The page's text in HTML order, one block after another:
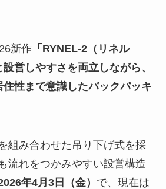
新作「RYNEL-2（リネル
営しやすさを両立しながら、
性まで意識したバックパッキ
組み合わせた吊り下げ式を採
流れをつかみやすい設営構造
年4月3日（金） で、現在は